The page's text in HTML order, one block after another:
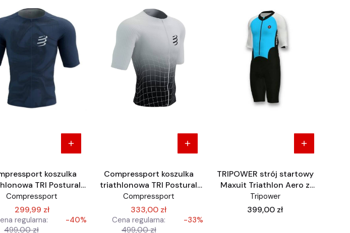
koszulka
TRI Postural
SS Top
Compressport
299,99 zł
regularna:
499,00 zł
-40%
Compressport koszulka
triathlonowa TRI Postural
SS Top
Compressport
333,00 zł
Cena regularna:
499,00 zł
-33%
TRIPOWER strój startowy
Maxuit Triathlon Aero z
rękawem
Tripower
Cena
399,00 zł